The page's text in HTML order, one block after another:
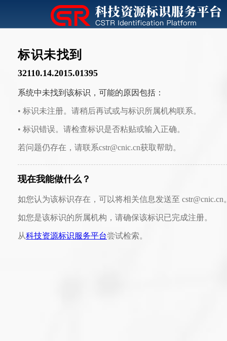
标识未找到
32110.14.2015.01395
系统中未找到该标识，可能的原因包括：
• 标识未注册。请稍后再试或与标识所属机构联系。
• 标识错误。请检查标识是否粘贴或输入正确。
若问题仍存在，请联系cstr@cnic.cn获取帮助。
现在我能做什么？
如您认为该标识存在，可以将相关信息发送至 cstr@cnic.cn
如您是该标识的所属机构，请确保该标识已完成注册。
从科技资源标识服务平台尝试检索。